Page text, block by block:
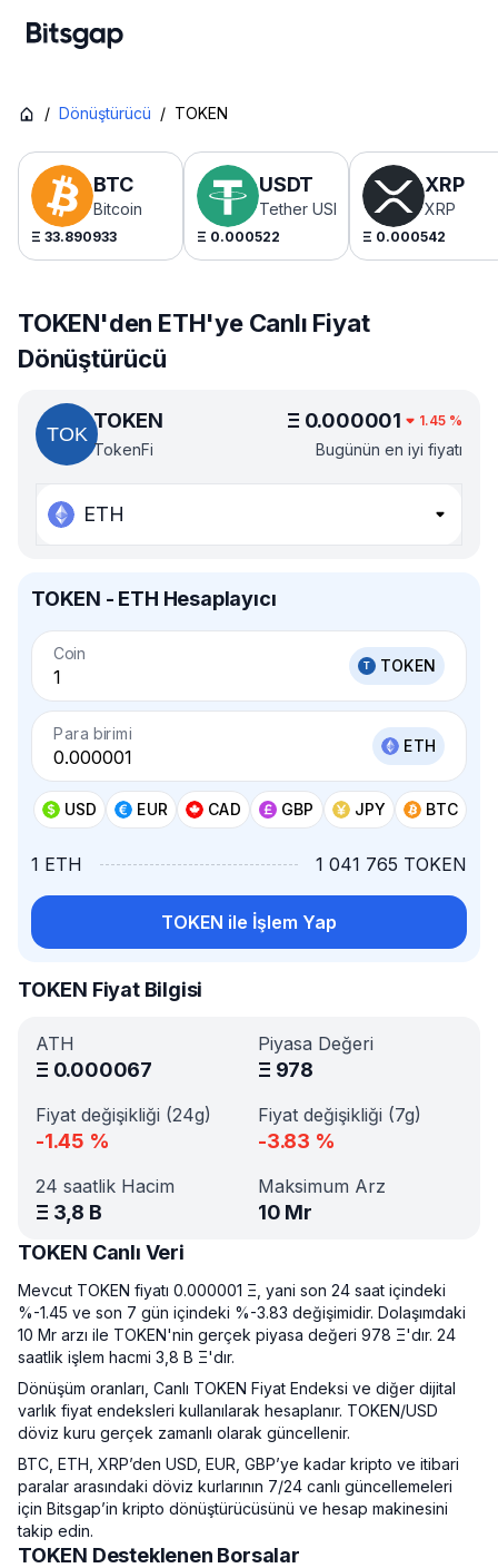
/ Dönüştürücü / TOKEN
BTC
Bitcoin
Ξ 33.890933
USDT
Tether USDt
Ξ 0.000522
XRP
XRP
Ξ 0.000542
TOKEN'den ETH'ye Canlı Fiyat
Dönüştürücü
TOKEN
TokenFi
Ξ 0.000001 1.45 %
Bugünün en iyi fiyatı
ETH
TOKEN - ETH Hesaplayıcı
Coin
TOKEN
Para birimi
ETH
USD EUR CAD GBP JPY BTC
1 ETH 1 041 765 TOKEN
TOKEN ile İşlem Yap
TOKEN Fiyat Bilgisi
ATH
Ξ 0.000067
Piyasa Değeri
Ξ 978
Fiyat değişikliği (24g)
-1.45 %
Fiyat değişikliği (7g)
-3.83 %
24 saatlik Hacim
Ξ 3,8 B
Maksimum Arz
10 Mr
TOKEN Canlı Veri
Mevcut TOKEN fiyatı 0.000001 Ξ, yani son 24 saat içindeki
%-1.45 ve son 7 gün içindeki %-3.83 değişimidir. Dolaşımdaki
10 Mr arzı ile TOKEN'nin gerçek piyasa değeri 978 Ξ'dır. 24
saatlik işlem hacmi 3,8 B Ξ'dır.
Dönüşüm oranları, Canlı TOKEN Fiyat Endeksi ve diğer dijital
varlık fiyat endeksleri kullanılarak hesaplanır. TOKEN/USD
döviz kuru gerçek zamanlı olarak güncellenir.
BTC, ETH, XRP’den USD, EUR, GBP’ye kadar kripto ve itibari
paralar arasındaki döviz kurlarının 7/24 canlı güncellemeleri
için Bitsgap’in kripto dönüştürücüsünü ve hesap makinesini
takip edin.
TOKEN Desteklenen Borsalar